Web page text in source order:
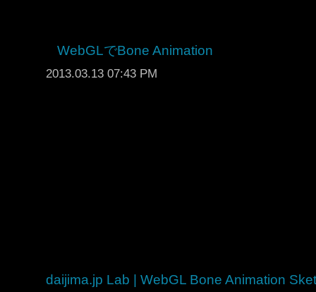
WebGLでBone Animation
2013.03.13 07:43 PM
daijima.jp Lab | WebGL Bone Animation